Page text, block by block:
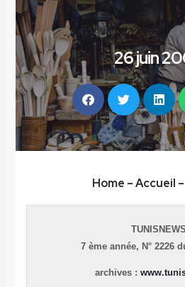
26 juin
Home – Accueil –
TUNISNEWS
7 ème année, N° 2226
archives :